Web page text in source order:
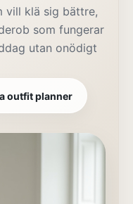
vill klä sig bättre,
som fungerar
utan onödigt
outfit planner